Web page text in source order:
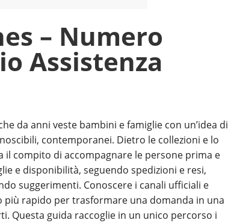
– Numero
Assistenza
da anni veste bambini e famiglie con un’idea di
contemporanei. Dietro le collezioni e lo
il compito di accompagnare le persone prima e
e disponibilità, seguendo spedizioni e resi,
suggerimenti. Conoscere i canali ufficiali e
rapido per trasformare una domanda in una
Questa guida raccoglie in un unico percorso i